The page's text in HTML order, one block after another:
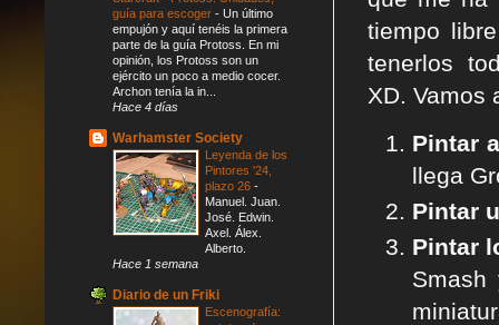
tiempo
tenerlos
XD. Vamos
Pintar
llega
Pintar
Pintar
guía para escoger - Un último
empujón y aquí tenéis la primera
parte de la guía Protoss. En mi
opinión, los Protoss son un
ejército un poco a medio cocer.
Archon tenía la in...
Hace 4 días
Warhamster Society
Leyenda de los
Pintores '24,
plazo 26 -
Manuel. Juan.
José. Edwin.
Axel. Álex.
Alberto.
Hace 1 semana
Diario de un Friki
Escenografía: